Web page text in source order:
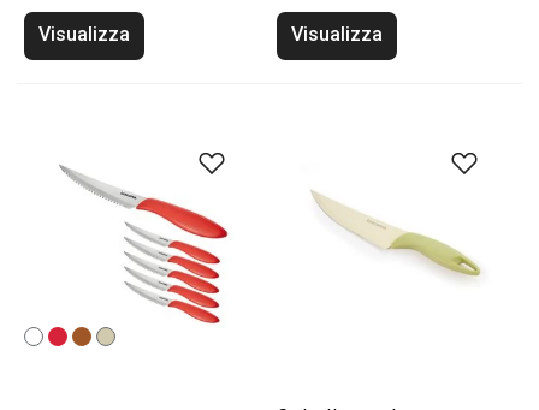
Visualizza Visualizza